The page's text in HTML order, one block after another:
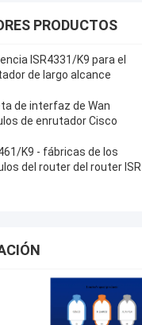
PRODUCTOS
ISR4331/K9 para el
de largo alcance
de interfaz de Wan
de enrutador Cisco
K9 - fábricas de los
del router del router ISR